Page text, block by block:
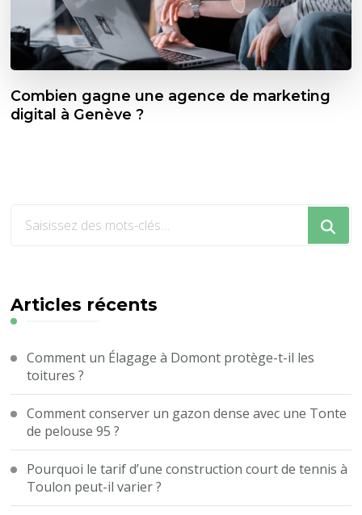
Combien gagne une agence de marketing
digital à Genève ?
?
Articles récents
Comment un Élagage à Domont protège-t-il les
toitures ?
Comment conserver un gazon dense avec une Tonte
de pelouse 95 ?
Pourquoi le tarif d’une construction court de tennis à
Toulon peut-il varier ?